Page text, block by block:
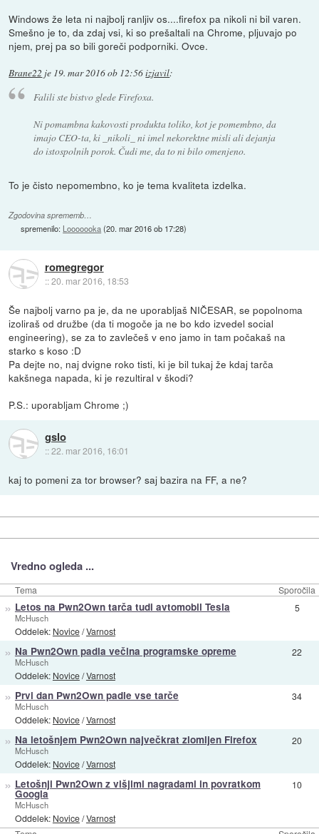
Windows že leta ni najbolj ranljiv os....firefox pa nikoli ni bil varen.
Smešno je to, da zdaj vsi, ki so prešaltali na Chrome, pljuvajo po
njem, prej pa so bili goreči podporniki. Ovce.
Brane22 je 19. mar 2016 ob 12:56izjavil:
Falili ste bistvo glede Firefoxa.
Ni pomambna kakovosti produkta toliko, kot je pomembno, da
imajo CEO-ta, ki _nikoli_ ni imel nekorektne misli ali dejanja
do istospolnih porok. Čudi me, da to ni bilo omenjeno.
To je čisto nepomembno, ko je tema kvaliteta izdelka.
Zgodovina sprememb…
spremenilo: Looooooka(20. mar 2016 ob 17:28)
romegregor
::20. mar 2016, 18:53
Še najbolj varno pa je, da ne uporabljaš NIČESAR, se popolnoma
izoliraš od družbe (da ti mogoče ja ne bo kdo izvedel social
engineering), se za to zavlečeš v eno jamo in tam počakaš na
starko s koso :D
Pa dejte no, naj dvigne roko tisti, ki je bil tukaj že kdaj tarča
kakšnega napada, ki je rezultiral v škodi?
P.S.: uporabljam Chrome ;)
gslo
::22. mar 2016, 16:01
kaj to pomeni za tor browser? saj bazira na FF, a ne?
Vredno ogleda ...
Tema Sporočila
» Letos na Pwn2Own tarča tudi avtomobil Tesla
McHusch
Oddelek: Novice/Varnost
5
» Na Pwn2Own padla večina programske opreme
McHusch
Oddelek: Novice/Varnost
22
» Prvi dan Pwn2Own padle vse tarče
McHusch
Oddelek: Novice/Varnost
34
» Na letošnjem Pwn2Own največkrat zlomljen Firefox
McHusch
Oddelek: Novice/Varnost
20
» Letošnji Pwn2Own z višjimi nagradami in povratkom
Googla
McHusch
Oddelek: Novice/Varnost
10